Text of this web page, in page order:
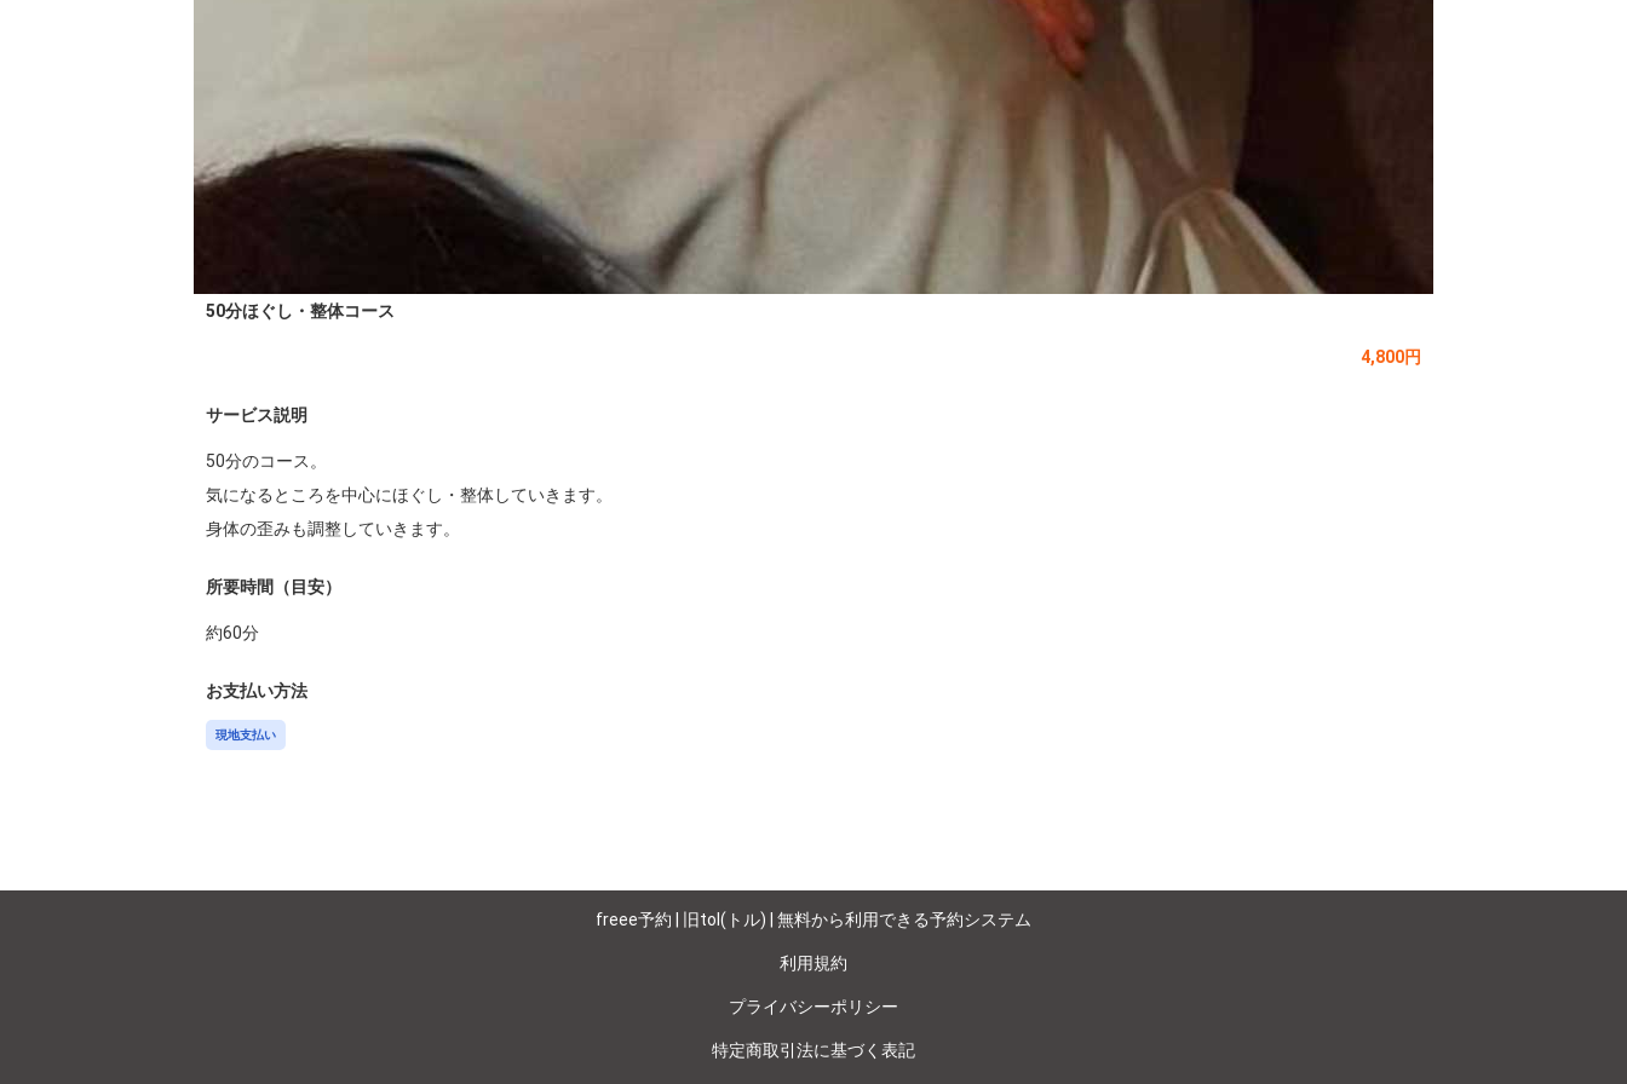
50分ほぐし・整体コース
4,800円
サービス説明
50分のコース。
気になるところを中心にほぐし・整体していきます。
身体の歪みも調整していきます。
所要時間（目安）
約60分
お支払い方法
現地支払い
freee予約 | 旧tol(トル) | 無料から利用できる予約システム
利用規約
プライバシーポリシー
特定商取引法に基づく表記